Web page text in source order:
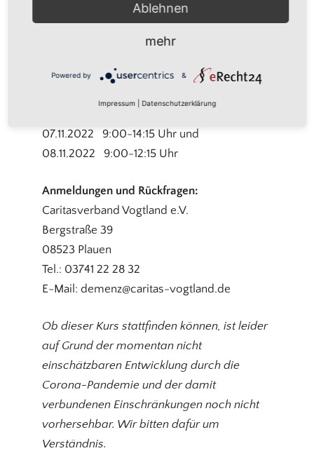
gesetzlichen Pflegekassen übernommen.
07.11.2022 9:00-14:15 Uhr und
08.11.2022 9:00-12:15 Uhr
Anmeldungen und Rückfragen:
Caritasverband Vogtland e.V.
Bergstraße 39
08523 Plauen
Tel.: 03741 22 28 32
E-Mail: demenz@caritas-vogtland.de
Ob dieser Kurs stattfinden können, ist leider
auf Grund der momentan nicht
einschätzbaren Entwicklung durch die
Corona-Pandemie und der damit
verbundenen Einschränkungen noch nicht
vorhersehbar. Wir bitten dafür um
Verständnis.
Ablehnen
mehr
Powered by &
Impressum Datenschutzerklärung